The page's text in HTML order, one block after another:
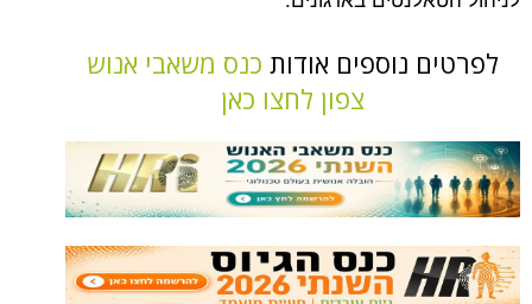
נוספים אודותכנס משאבי אנוש
צפון לחצו כאן